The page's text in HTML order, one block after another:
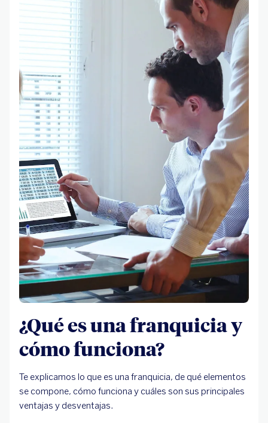
¿Qué es una franquicia y
cómo funciona?
Te explicamos lo que es una franquicia, de qué elementos
se compone, cómo funciona y cuáles son sus principales
ventajas y desventajas.